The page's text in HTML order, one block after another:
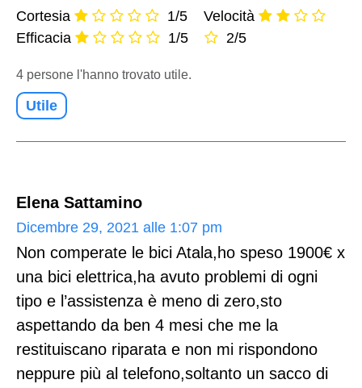
Cortesia
1/5
Efficacia
1/5
Velocità
2/5
4 persone l'hanno trovato utile.
Utile
Elena Sattamino
Dicembre 29, 2021 alle 1:07 pm
Non comperate le bici Atala,ho speso 1900€ x
una bici elettrica,ha avuto problemi di ogni
tipo e l’assistenza è meno di zero,sto
aspettando da ben 4 mesi che me la
restituiscano riparata e non mi rispondono
neppure più al telefono,soltanto un sacco di